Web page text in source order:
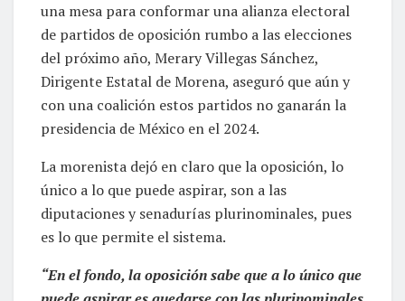
una mesa para conformar una alianza electoral
de partidos de oposición rumbo a las elecciones
del próximo año, Merary Villegas Sánchez,
Dirigente Estatal de Morena, aseguró que aún y
con una coalición estos partidos no ganarán la
presidencia de México en el 2024.
La morenista dejó en claro que la oposición, lo
único a lo que puede aspirar, son a las
diputaciones y senadurías plurinominales, pues
es lo que permite el sistema.
“En el fondo, la oposición sabe que a lo único que